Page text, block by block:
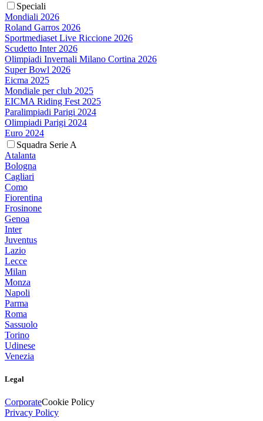
Speciali
Mondiali 2026
Roland Garros 2026
Sportmediaset Live Riccione 2026
Scudetto Inter 2026
Olimpiadi Invernali Milano Cortina 2026
Super Bowl 2026
Eicma 2025
Mondiale per club 2025
EICMA Riding Fest 2025
Paralimpiadi Parigi 2024
Olimpiadi Parigi 2024
Euro 2024
Squadra Serie A
Atalanta
Bologna
Cagliari
Como
Fiorentina
Frosinone
Genoa
Inter
Juventus
Lazio
Lecce
Milan
Monza
Napoli
Parma
Roma
Sassuolo
Torino
Udinese
Venezia
Legal
CorporateCookie Policy
Privacy Policy